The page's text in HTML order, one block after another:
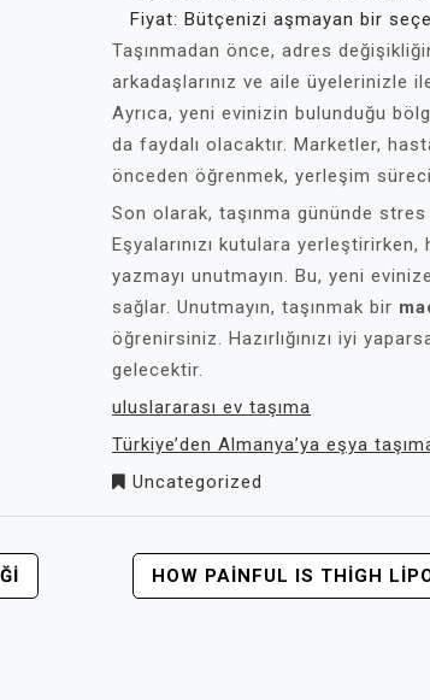
Fiyat: Bütçenizi aşmayan bir
Taşınmadan önce, adres
arkadaşlarınız ve aile üyelerinizle
Ayrıca, yeni evinizin bulunduğu
da faydalı olacaktır. Marketler,
önceden öğrenmek, yerleşim
Son olarak, taşınma gününde
Eşyalarınızı kutulara
yazmayı unutmayın. Bu, yeni
sağlar. Unutmayın, taşınmak bir
öğrenirsiniz. Hazırlığınızı iyi
gelecektir.
uluslararası ev taşıma
Türkiye’den Almanya’ya eşya
Uncategorized
HOW PAINFUL IS THIGH